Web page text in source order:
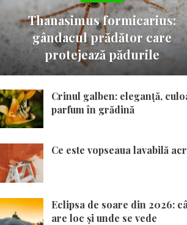
Thanasimus formicarius:
gândacul prădător care
protejează pădurile
Crinul galben: eleganță,
parfum în grădină
Ce este vopseaua lavabilă
Eclipsa de soare din 2026:
are loc și unde se vede